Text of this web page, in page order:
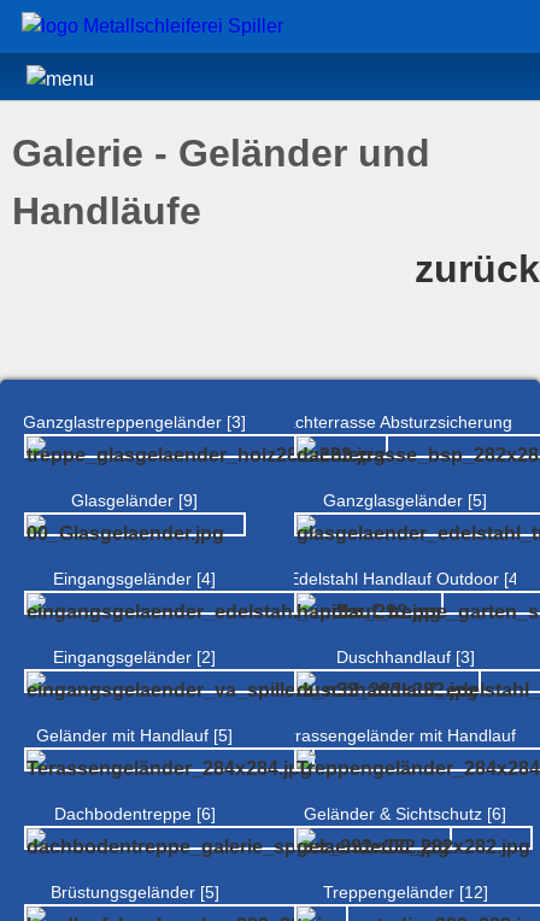
Galerie - Geländer und
Handläufe
zurück
Ganzglastreppengeländer [3] Dachterrasse Absturzsicherung [4]
Glasgeländer [9] Ganzglasgeländer [5]
Eingangsgeländer [4] Edelstahl Handlauf Outdoor [4]
Eingangsgeländer [2] Duschhandlauf [3]
Geländer mit Handlauf [5] Terrassengeländer mit Handlauf [4]
Dachbodentreppe [6] Geländer & Sichtschutz [6]
Brüstungsgeländer [5] Treppengeländer [12]